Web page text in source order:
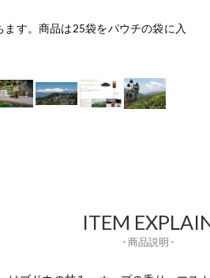
す。商品は25袋をパウチの袋に入
ITEM
- 商品説明 -